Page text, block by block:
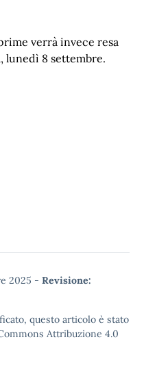
verrà invece resa
lunedì 8 settembre.
2025 - Revisione:
questo articolo è stato
Attribuzione 4.0